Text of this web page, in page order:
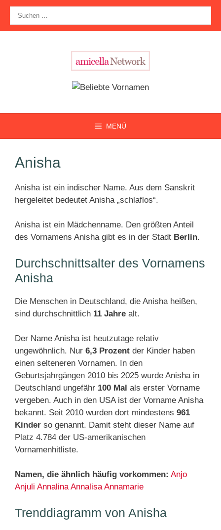
Zum
Inhalt
springen
nach:
MENÜ
Anisha
Anisha ist ein indischer Name. Aus dem Sanskrit
hergeleitet bedeutet Anisha „schlaflos“.
Anisha ist ein Mädchenname. Den größten Anteil
des Vornamens Anisha gibt es in der Stadt Berlin.
Durchschnittsalter des Vornamens
Anisha
Die Menschen in Deutschland, die Anisha heißen,
sind durchschnittlich 11 Jahre alt.
Der Name Anisha ist heutzutage relativ
ungewöhnlich. Nur 6,3 Prozent der Kinder haben
einen selteneren Vornamen. In den
Geburtsjahrgängen 2010 bis 2025 wurde Anisha in
Deutschland ungefähr 100 Mal als erster Vorname
vergeben. Auch in den USA ist der Vorname Anisha
bekannt. Seit 2010 wurden dort mindestens 961
Kinder so genannt. Damit steht dieser Name auf
Platz 4.784 der US-amerikanischen
Vornamenhitliste.
Namen, die ähnlich häufig vorkommen: Anjo
Anjuli Annalina Annalisa Annamarie
Trenddiagramm von Anisha